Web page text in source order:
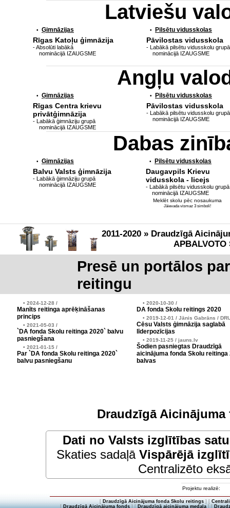
Latviešu
• Ģimnāzijas
Rīgas Katoļu ģimnāzija
- Absolūti labākā
nominācijā IZAUGSME
• Pilsētu vidusskolas
Pāvilostas vidusskola
- Labākā pilsētu vidusskolu grupā
nominācijā IZAUGSME
Angļu
• Ģimnāzijas
Rīgas Centra krievu
privātģimnāzija
- Labākā ģimnāziju grupā
nominācijā IZAUGSME
• Pilsētu vidusskolas
Pāvilostas vidusskola
- Labākā pilsētu vidusskolu grupā
nominācijā IZAUGSME
Dabas
• Ģimnāzijas
Balvu Valsts ģimnāzija
- Labākā ģimnāziju grupā
nominācijā IZAUGSME
• Pilsētu vidusskolas
Daugavpils Krievu
vidusskola - licejs
- Labākā pilsētu vidusskolu grupā
nominācijā IZAUGSME
Meklēt skolu pēc nosaukuma
Jāievada vismaz 3 simboli!
2011-2020 » Draudzīgā
APBALVOTO
Presē un portālos
reitingu
• 2024-12-28 /
Manīts reitinga aprēķināšanas
princips
• 2021-05-03 /
`DA fonda Skolu reitinga 2020` balvu
pasniegšana
• 2021-01-15 /
Par `DA fonda Skolu reitinga 2020`
balvu pasniegšanu
• 2020-10-30 /
DA fonda Skolu reitings 2020
• 2019-12-01 / Jānis Gabrāns /
Cēsu Valsts ģimnāzija saglabā
līderpozīcijas
• 2019-11-25 / jauns.lv
Šodien pasniegtas Draudzīgā
aicinājuma fonda Skolu reitinga
balvas
Draudzīgā
Dati no Valsts izglītības
Skaties sadaļā Vispārējā
Centralizēto
Projektu realizē:
[ Draudzīgā Aicinājuma fonda Skolu reitings] [
[Draudzīgā Aicinājuma fonds] [Draudzīgā aicinājuma medaļa] [